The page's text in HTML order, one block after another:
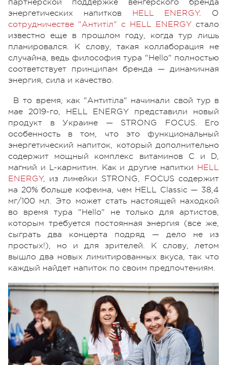
партнерской поддержке венгерского бренда
энергетических напитков HELL ENERGY. О
сотрудничестве "Антитіл" с HELL ENERGY стало
известно еще в прошлом году, когда тур лишь
планировался. К слову, такая коллаборация не
случайна, ведь философия тура "Hello" полностью
соответствует принципам бренда — динамичная
энергия, сила и качество.
В то время, как "Антитіла" начинали свой тур в
мае 2019-го, HELL ENERGY представили новый
продукт в Украине — STRONG FOCUS. Его
особенность в том, что это функциональный
энергетический напиток, который дополнительно
содержит мощный комплекс витаминов С и D,
магний и L-карнитин. Как и другие напитки HELL
ENERGY, из линейки STRONG, FOCUS содержит
на 20% больше кофеина, чем HELL Classic — 38,4
мг/100 мл. Это может стать настоящей находкой
во время тура "Hello" не только для артистов,
которым требуется постоянная энергия (все же,
сыграть два концерта подряд — дело не из
простых!), но и для зрителей. К слову, летом
вышло два новых лимитированных вкуса, так что
каждый найдет напиток по своим предпочтениям.